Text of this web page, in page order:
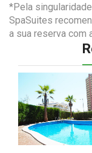
*Pela
SpaSuites
a sua reserva com